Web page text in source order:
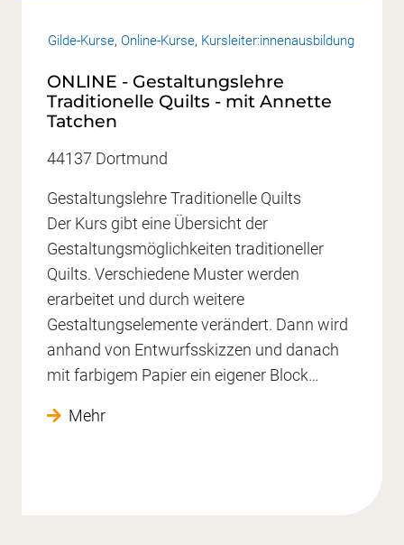
Gilde-Kurse, Online-Kurse, Kursleiter:innenausbildung
ONLINE - Gestaltungslehre
Traditionelle Quilts - mit Annette
Tatchen
44137 Dortmund
Gestaltungslehre Traditionelle Quilts
Der Kurs gibt eine Übersicht der
Gestaltungsmöglichkeiten traditioneller
Quilts. Verschiedene Muster werden
erarbeitet und durch weitere
Gestaltungselemente verändert. Dann wird
anhand von Entwurfsskizzen und danach
mit farbigem Papier ein eigener Block…
Mehr